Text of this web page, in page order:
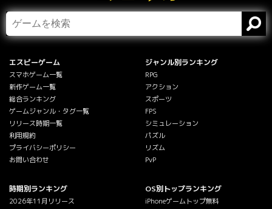
エスピーゲーム
スマホゲーム一覧
新作ゲーム一覧
総合ランキング
ゲームジャンル・タグ一覧
リリース時期一覧
利用規約
プライバシーポリシー
お問い合わせ
ジャンル別ランキング
RPG
アクション
スポーツ
FPS
シミュレーション
パズル
リズム
PvP
時期別ランキング
2026年11月リリース
OS別トップランキング
iPhoneゲームトップ無料